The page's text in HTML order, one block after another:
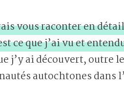
vous raconter en
ce que j’ai vu et
j’y ai découvert, outre
autochtones dans